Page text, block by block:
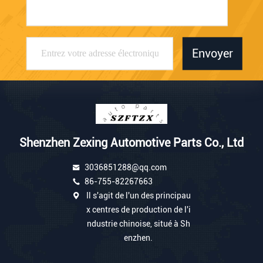
Envoyer
Shenzhen Zexing Automotive Parts Co., Ltd
3036851288@qq.com
86-755-82267663
Il s'agit de l'un des principau
x centres de production de l'i
ndustrie chinoise, situé à Sh
enzhen.